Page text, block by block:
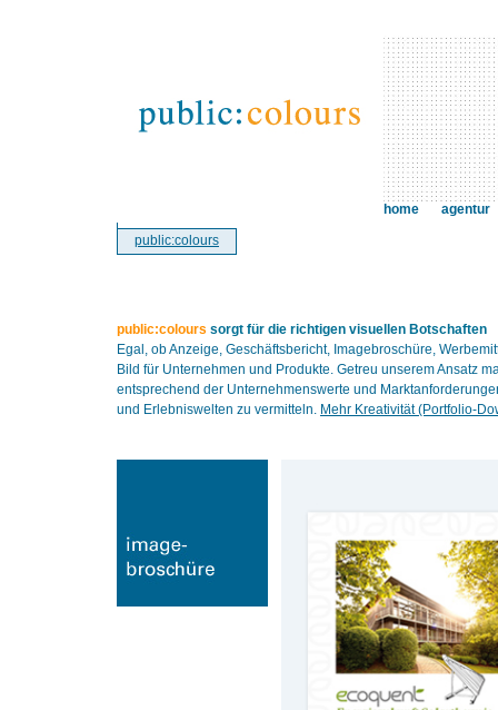
public:colours
home agentur
public:colours sorgt für die richtigen visuellen Botschaften
Egal, ob Anzeige, Geschäftsbericht, Imagebroschüre,
Bild für Unternehmen und Produkte. Getreu unserem Ansatz
entsprechend der Unternehmenswerte und
und Erlebniswelten zu vermitteln. Mehr Kreativität (Portfolio-